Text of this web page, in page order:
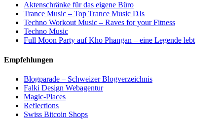
Aktenschränke für das eigene Büro
Trance Music – Top Trance Music DJs
Techno Workout Music – Raves for your Fitness
Techno Music
Full Moon Party auf Kho Phangan – eine Legende lebt
Empfehlungen
Blogparade – Schweizer Blogverzeichnis
Falki Design Webagentur
Magic-Places
Reflections
Swiss Bitcoin Shops